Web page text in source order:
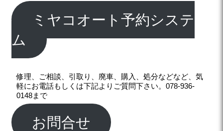
ミヤコオート予約システ
ム
修理、ご相談、引取り、廃車、購入、処分などなど、気
軽にお電話もしくは下記よりご質問下さい。078-936-
0148まで
お問合せ